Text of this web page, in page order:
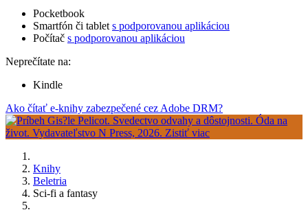
Pocketbook
Smartfón či tablet s podporovanou aplikáciou
Počítač s podporovanou aplikáciou
Neprečítate na:
Kindle
Ako čítať e-knihy zabezpečené cez Adobe DRM?
Knihy
Beletria
Sci-fi a fantasy